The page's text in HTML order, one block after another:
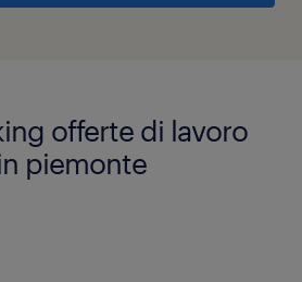
offerte di lavoro
piemonte